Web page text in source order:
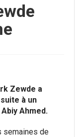
Zewde a
à un
Ahmed.
semaines de